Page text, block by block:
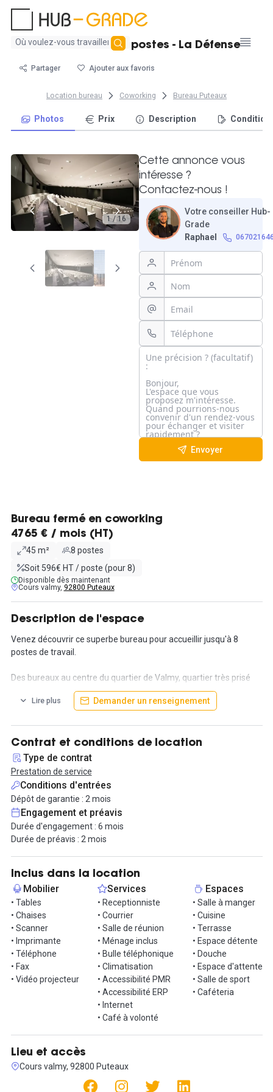
Aucun
trouvé
Grand bureau - 8 postes - La Défense
Partager Ajouter aux favoris
Location bureau Coworking Bureau Puteaux
Photos Prix Description
1 / 16
Cette annonce vous
intéresse ?
Contactez-nous !
Votre conseiller Hub-
Grade
Raphael
Envoyer
Bureau fermé en coworking
4765 € / mois (HT)
45 m²
8 postes
Soit 596€ HT / poste (pour 8)
Disponible dès maintenant
Cours valmy, 92800 Puteaux
Description de l'espace
Venez découvrir ce superbe bureau pour accueillir jusqu'à 8
postes de travail.
Des bureaux au centre du quartier de Valmy, quartier très prisé
par les grandes enseignes internationales.
l'architecture japonaise, avec un salon de thé lounge, et un jardin
japonais au dernier étage.
Disposez de différents espaces conçus pour servir votre
entreprise :
- un accueil dédié, un grand restaurant inter-entreprises, un
espace take-away, un auditorium de 200 places, une salle de
fitness toute équipée, et des cours réguliers.
Lire plus Demander un renseignement
Contrat et conditions de location
Type de contrat
Prestation de service
Conditions d'entrées
Dépôt de garantie : 2 mois
Engagement et préavis
Durée d'engagement : 6 mois
Durée de préavis : 2 mois
Inclus dans la location
Mobilier
• Tables
• Chaises
• Scanner
• Imprimante
• Téléphone
• Fax
• Vidéo projecteur
Services
• Receptionniste
• Courrier
• Salle de réunion
• Ménage inclus
• Bulle téléphonique
• Climatisation
• Accessibilité PMR
• Accessibilité ERP
• Internet
• Café à volonté
Espaces
• Salle à manger
• Cuisine
• Terrasse
• Espace détente
• Douche
• Espace d'attente
• Salle de sport
• Caféteria
Lieu et accès
Cours valmy, 92800 Puteaux